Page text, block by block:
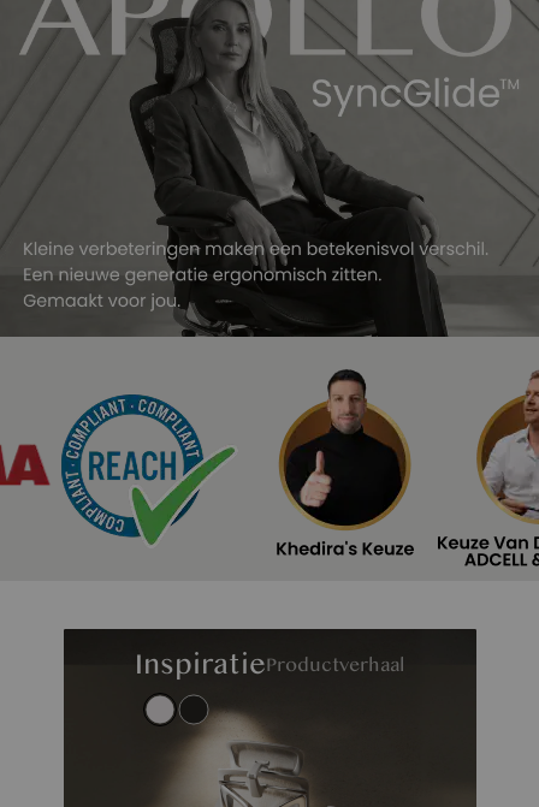
InspiratieProductverhaal